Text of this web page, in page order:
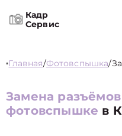
Кадр
Сервис
Главная/Фотовспышка/
Замена
фотовспышке в